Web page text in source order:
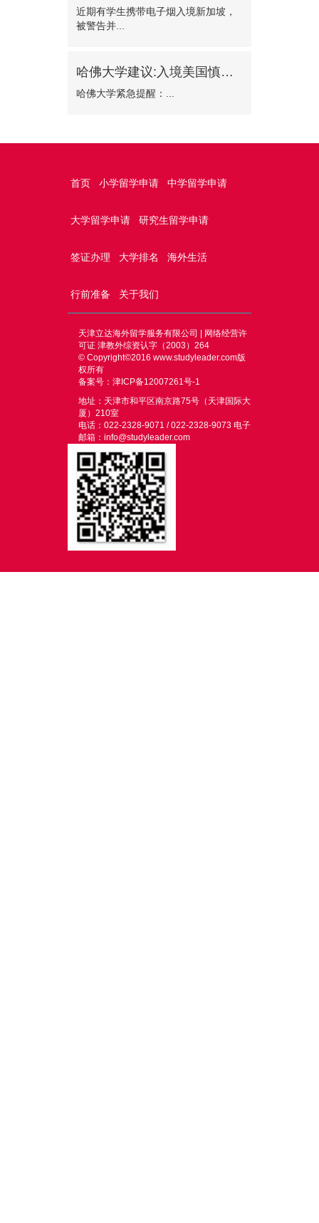
近期有学生携带电子烟入境新加坡，
被警告并...
哈佛大学建议:入境美国慎选波士顿机场
哈佛大学紧急提醒：...
首页 小学留学申请 中学留学申请
大学留学申请 研究生留学申请
签证办理 大学排名 海外生活
行前准备 关于我们
天津立达海外留学服务有限公司 | 网络经营许
可证 津教外综资认字（2003）264
© Copyright©2016 www.studyleader.com版
权所有
备案号：津ICP备12007261号-1
地址：天津市和平区南京路75号（天津国际大
厦）210室
电话：022-2328-9071 / 022-2328-9073 电子
邮箱：info@studyleader.com